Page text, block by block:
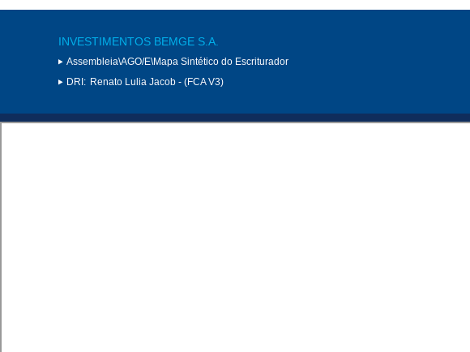
INVESTIMENTOS BEMGE S.A.
Assembleia\AGO/E\Mapa Sintético do Escriturador
DRI: Renato Lulia Jacob - (FCA V3)